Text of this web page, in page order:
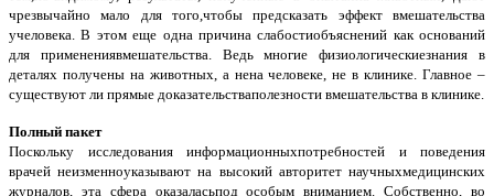
чрезвычайно мало для того,чтобы предсказать эффект вмешательства
учеловека. В этом еще одна причина слабостиобъяснений как оснований
для применениявмешательства. Ведь многие физиологическиезнания в
деталях получены на животных, а нена человеке, не в клинике. Главное –
существуют ли прямые доказательстваполезности вмешательства в клинике.
Полный пакет
Поскольку исследования информационныхпотребностей и поведения
врачей неизменноуказывают на высокий авторитет научныхмедицинских
журналов, эта сфера оказаласьпод особым вниманием. Собственно, во